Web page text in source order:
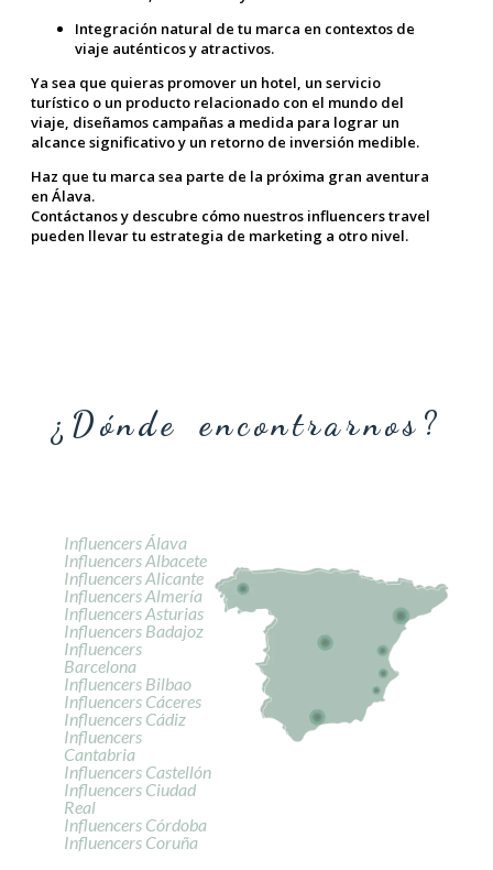
Integración natural de tu marca en contextos de
viaje auténticos y atractivos.
Ya sea que quieras promover un hotel, un servicio
turístico o un producto relacionado con el mundo del
viaje, diseñamos campañas a medida para lograr un
alcance significativo y un retorno de inversión medible.
Haz que tu marca sea parte de la próxima gran aventura
en Álava.
Contáctanos y descubre cómo nuestros influencers travel
pueden llevar tu estrategia de marketing a otro nivel.
¿Dónde encontrarnos?
Influencers Álava
Influencers Albacete
Influencers Alicante
Influencers Almería
Influencers Asturias
Influencers Badajoz
Influencers
Barcelona
Influencers Bilbao
Influencers Cáceres
Influencers Cádiz
Influencers
Cantabria
Influencers Castellón
Influencers Ciudad
Real
Influencers Córdoba
Influencers Coruña